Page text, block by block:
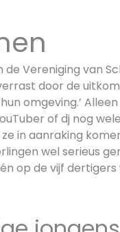
Vereniging van
door de
omgeving.’
of dj nog
in aanraking
wel serieus
op de vijf